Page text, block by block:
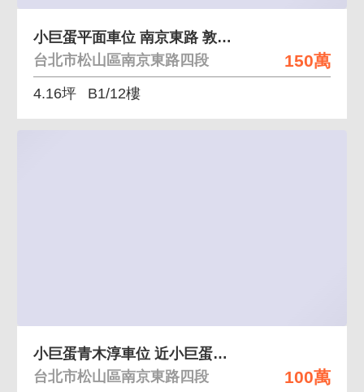
150萬
小巨蛋平面車位 南京東路 敦化國小介壽國中學區
台北市松山區南京東路四段
4.16坪 B1/12樓
100萬
小巨蛋青木淳車位 近小巨蛋正南京東路四段
台北市松山區南京東路四段